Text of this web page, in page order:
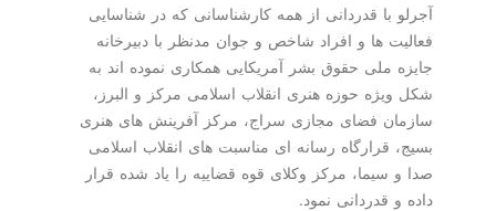
آجرلو با قدردانی از همه كارشناسانی كه در شناسایی
فعالیت ها و افراد شاخص و جوان مدنظر با دبیرخانه
جایزه ملی حقوق بشر آمریكایی همكاری نموده اند به
شكل ویژه حوزه هنری انقلاب اسلامی مركز و البرز،
سازمان فضای مجازی سراج، مركز آفرینش های هنری
بسیج، قرارگاه رسانه ای مناسبت های انقلاب اسلامی
صدا و سیما، مركز وكلای قوه قضاییه را یاد شده قرار
داده و قدردانی نمود.